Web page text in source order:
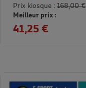
Prix kiosque : 168,00 €
Meilleur prix :
41,25 €